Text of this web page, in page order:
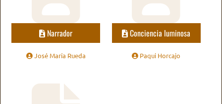
Narrador
José María Rueda
Conciencia luminosa
Paqui Horcajo